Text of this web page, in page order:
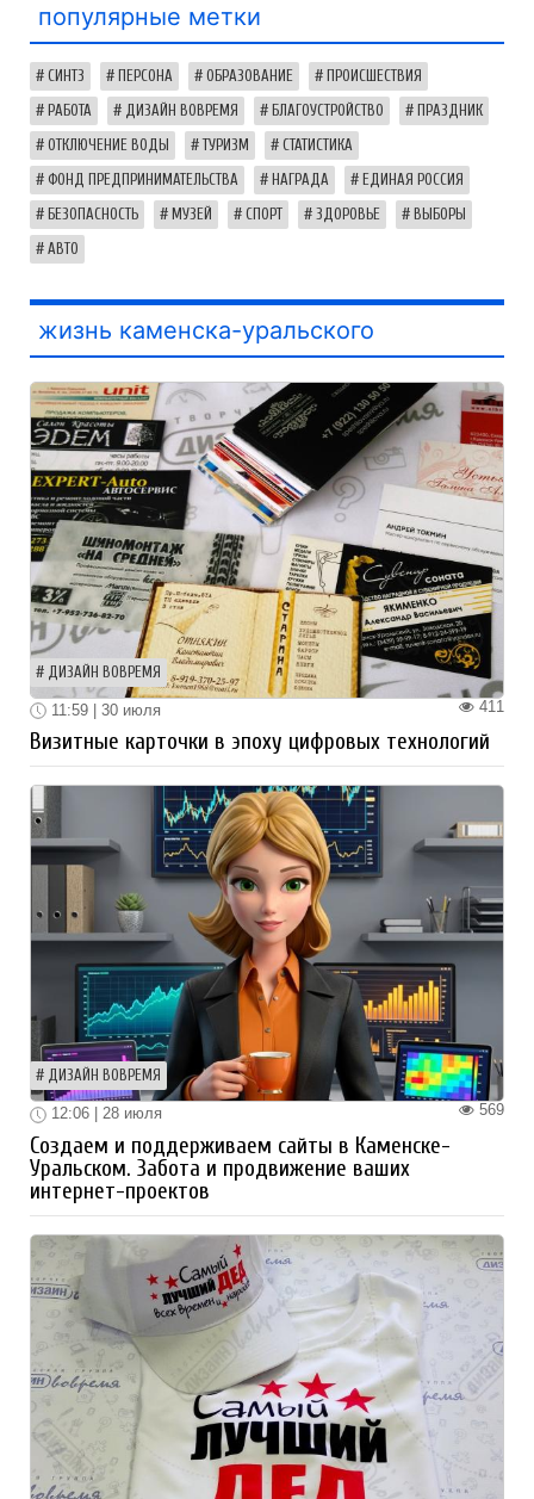
популярные метки
СИНТЗ ПЕРСОНА ОБРАЗОВАНИЕ ПРОИСШЕСТВИЯ
РАБОТА ДИЗАЙН ВОВРЕМЯ БЛАГОУСТРОЙСТВО ПРАЗДНИК
ОТКЛЮЧЕНИЕ ВОДЫ ТУРИЗМ СТАТИСТИКА
ФОНД ПРЕДПРИНИМАТЕЛЬСТВА НАГРАДА ЕДИНАЯ РОССИЯ
БЕЗОПАСНОСТЬ МУЗЕЙ СПОРТ ЗДОРОВЬЕ ВЫБОРЫ
АВТО
жизнь каменска-уральского
ДИЗАЙН ВОВРЕМЯ
411
11:59 | 30 июля
Визитные карточки в эпоху цифровых технологий
ДИЗАЙН ВОВРЕМЯ
569
12:06 | 28 июля
Создаем и поддерживаем сайты в Каменске-
Уральском. Забота и продвижение ваших
интернет-проектов